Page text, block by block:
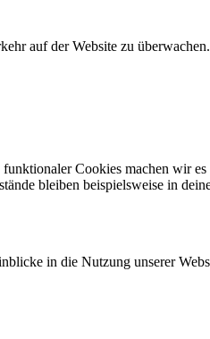
auf der Website zu
Cookies machen wir
bleiben beispielsweise in
in die Nutzung unserer